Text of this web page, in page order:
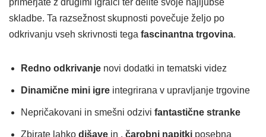
skladbe. Ta razsežnost skupnosti povečuje željo po
odkrivanju vseh skrivnosti tega fascinantna trgovina.
Redno odkrivanje novi dodatki in tematski videz
Dinamične mini igre integrirana v upravljanje trgovine
Nepričakovani in smešni odzivi fantastične stranke
Zbirate lahko dišave in . čarobni napitki posebna